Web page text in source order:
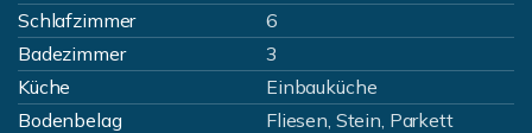
Schlafzimmer
6
Badezimmer
3
Küche
Einbauküche
Bodenbelag
Fliesen, Stein, Parkett